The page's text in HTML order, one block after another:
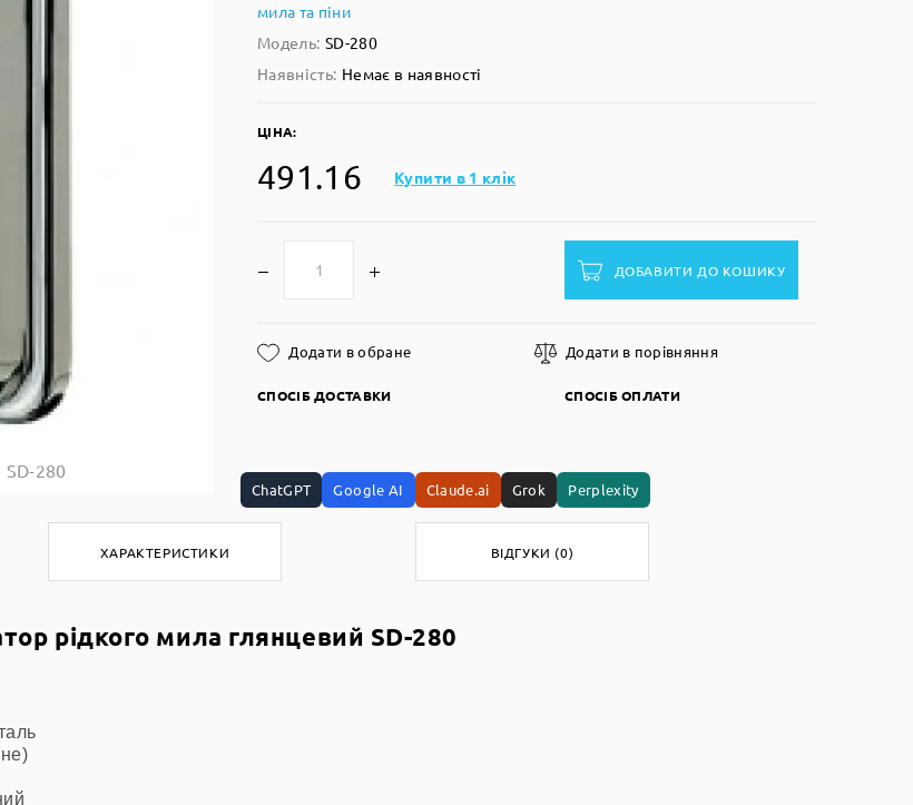
280
мила та піни
Модель: SD-280
Наявність: Немає в наявності
ЦІНА:
491.16 Купити в 1 клік
ДОБАВИТИ ДО КОШИКУ
Додати в обране Додати в порівняння
СПОСІБ ДОСТАВКИ СПОСІБ ОПЛАТИ
ChatGPT Google AI Claude.ai Grok Perplexity
ХАРАКТЕРИСТИКИ ВІДГУКИ (0)
рідкого мила глянцевий SD-280